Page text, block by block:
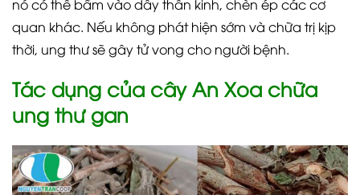
nó có thể bấm vào dây thần kinh, chèn ép các cơ
quan khác. Nếu không phát hiện sớm và chữa trị kịp
thời, ung thư sẽ gây tử vong cho người bệnh.
Tác dụng của cây An Xoa chữa
ung thư gan